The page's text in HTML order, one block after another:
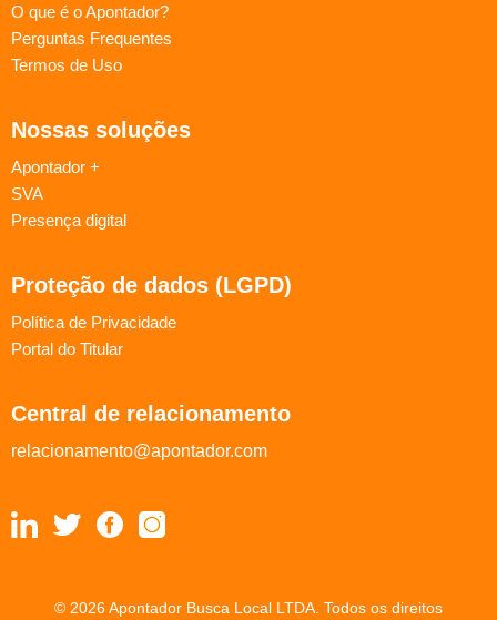
O que é o Apontador?
Perguntas Frequentes
Termos de Uso
Nossas soluções
Apontador +
SVA
Presença digital
Proteção de dados (LGPD)
Política de Privacidade
Portal do Titular
Central de relacionamento
relacionamento@apontador.com
© 2026 Apontador Busca Local LTDA. Todos os direitos